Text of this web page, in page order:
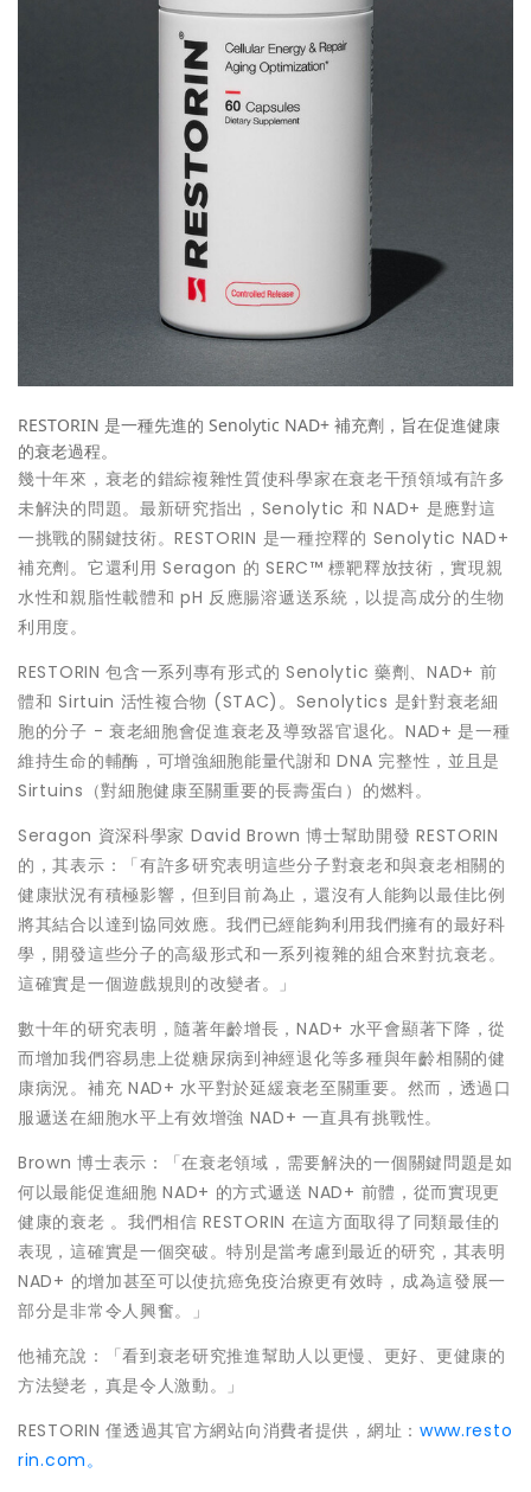
RESTORIN 是一種先進的 Senolytic NAD+ 補充劑，旨在促進健康
的衰老過程。
幾十年來，衰老的錯綜複雜性質使科學家在衰老干預領域有許多
未解決的問題。最新研究指出，Senolytic 和 NAD+ 是應對這
一挑戰的關鍵技術。RESTORIN 是一種控釋的 Senolytic NAD+
補充劑。它還利用 Seragon 的 SERC™ 標靶釋放技術，實現親
水性和親脂性載體和 pH 反應腸溶遞送系統，以提高成分的生物
利用度。
RESTORIN 包含一系列專有形式的 Senolytic 藥劑、NAD+ 前
體和 Sirtuin 活性複合物 (STAC)。Senolytics 是針對衰老細
胞的分子 - 衰老細胞會促進衰老及導致器官退化。NAD+ 是一種
維持生命的輔酶，可增強細胞能量代謝和 DNA 完整性，並且是
Sirtuins（對細胞健康至關重要的長壽蛋白）的燃料。
Seragon 資深科學家 David Brown 博士幫助開發 RESTORIN
的，其表示：「有許多研究表明這些分子對衰老和與衰老相關的
健康狀況有積極影響，但到目前為止，還沒有人能夠以最佳比例
將其結合以達到協同效應。我們已經能夠利用我們擁有的最好科
學，開發這些分子的高級形式和一系列複雜的組合來對抗衰老。
這確實是一個遊戲規則的改變者。」
數十年的研究表明，隨著年齡增長，NAD+ 水平會顯著下降，從
而增加我們容易患上從糖尿病到神經退化等多種與年齡相關的健
康病況。補充 NAD+ 水平對於延緩衰老至關重要。然而，透過口
服遞送在細胞水平上有效增強 NAD+ 一直具有挑戰性。
Brown 博士表示：「在衰老領域，需要解決的一個關鍵問題是如
何以最能促進細胞 NAD+ 的方式遞送 NAD+ 前體，從而實現更
健康的衰老 。我們相信 RESTORIN 在這方面取得了同類最佳的
表現，這確實是一個突破。特別是當考慮到最近的研究，其表明
NAD+ 的增加甚至可以使抗癌免疫治療更有效時，成為這發展一
部分是非常令人興奮。」
他補充說：「看到衰老研究推進幫助人以更慢、更好、更健康的
方法變老，真是令人激動。」
RESTORIN 僅透過其官方網站向消費者提供，網址： www.resto
rin.com。